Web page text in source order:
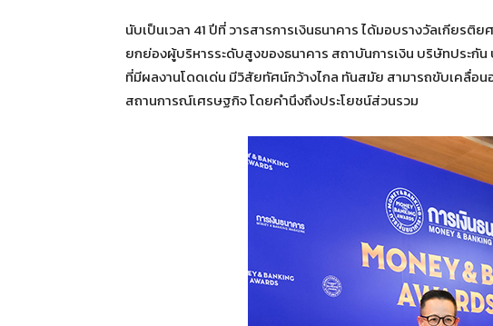
นับเป็นเวลา 41 ปีที่ วารสารการเงินธนาคาร ได้มอบรางวัลเกียร
ยกย่องผู้บริหารระดับสูงของธนาคาร สถาบันการเงิน บริษัทประ
ที่มีผลงานโดดเด่น มีวิสัยทัศน์กว้างไกล ทันสมัย สามารถขับเคลื่อน
สถานการณ์เศรษฐกิจ โดยคำนึงถึงประโยชน์ส่วนรวม